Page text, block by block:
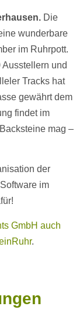
Die
wunderbare
im Ruhrpott.
und
Tracks hat
gewährt dem
findet im
mag –
der
im
GmbH auch
.